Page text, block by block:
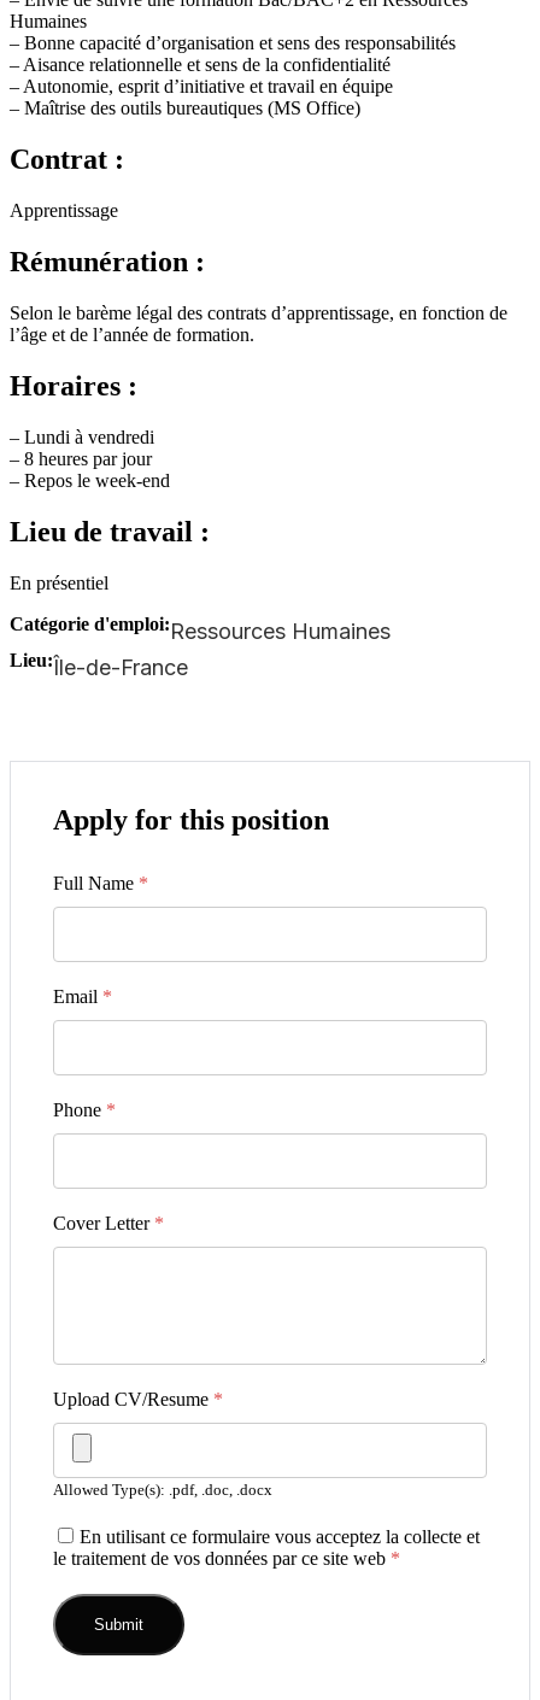
Humaines
– Bonne capacité d’organisation et sens des responsabilités
– Aisance relationnelle et sens de la confidentialité
– Autonomie, esprit d’initiative et travail en équipe
– Maîtrise des outils bureautiques (MS Office)
Contrat :
Apprentissage
Rémunération :
Selon le barème légal des contrats d’apprentissage, en fonction de
l’âge et de l’année de formation.
Horaires :
– Lundi à vendredi
– 8 heures par jour
– Repos le week-end
Lieu de travail :
En présentiel
Catégorie d'emploi:Ressources Humaines
Lieu:Île-de-France
Apply for this position
Full Name *
Email *
Phone *
Cover Letter *
Upload CV/Resume *
Allowed Type(s): .pdf, .doc, .docx
En utilisant ce formulaire vous acceptez la collecte et
le traitement de vos données par ce site web *